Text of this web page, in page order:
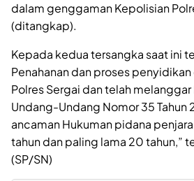
dalam genggaman Kepolisian
(ditangkap).
Kepada kedua tersangka saat ini
Penahanan dan proses
Polres Sergai dan telah melanggar
Undang-Undang Nomor 35
ancaman Hukuman pidana
tahun dan paling lama 20 tahun,”
(SP/SN)